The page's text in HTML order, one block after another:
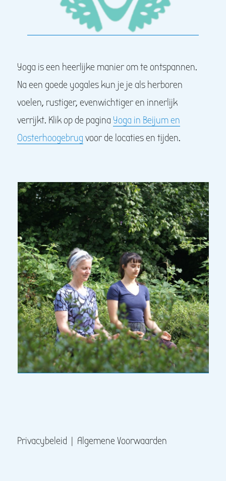
Yoga is een heerlijke manier om te ontspannen.
Na een goede yogales kun je je als herboren
voelen, rustiger, evenwichtiger en innerlijk
verrijkt. Klik op de pagina Yoga in Beijum en
Oosterhoogebrug voor de locaties en tijden.
Privacybeleid | Algemene Voorwaarden